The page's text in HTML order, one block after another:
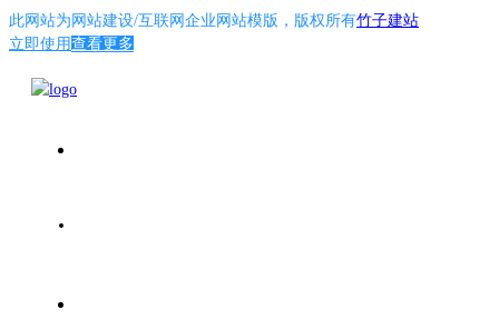
此网站为 网站建设/互联网企业网站模版 ，版权所有竹子建站
立即使用查看更多